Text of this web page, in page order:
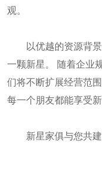
观。
以优越的资源背景
一颗新星。 随着企业
们将不断扩展经营范
每一个朋友都能享受
新星家俱与您共建